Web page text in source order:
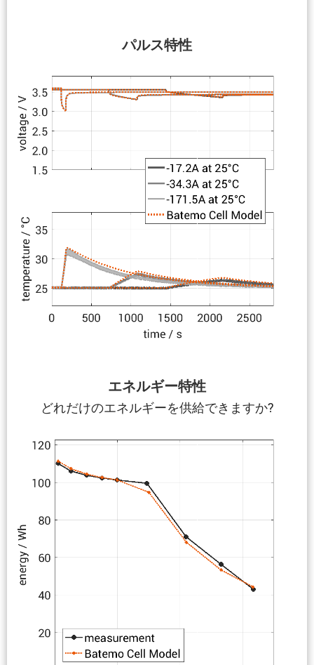
パルス特性
エネルギー特性
どれだけのエネルギーを供給できますか?